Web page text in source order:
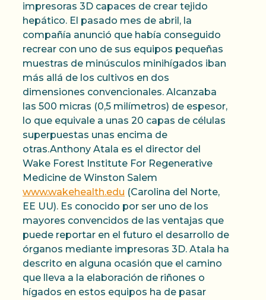
impresoras 3D capaces de crear tejido
hepático. El pasado mes de abril, la
compañía anunció que había conseguido
recrear con uno de sus equipos pequeñas
muestras de minúsculos minihígados iban
más allá de los cultivos en dos
dimensiones convencionales. Alcanzaba
las 500 micras (0,5 milímetros) de espesor,
lo que equivale a unas 20 capas de células
superpuestas unas encima de
otras.Anthony Atala es el director del
Wake Forest Institute For Regenerative
Medicine de Winston Salem
www.wakehealth.edu (Carolina del Norte,
EE UU). Es conocido por ser uno de los
mayores convencidos de las ventajas que
puede reportar en el futuro el desarrollo de
órganos mediante impresoras 3D. Atala ha
descrito en alguna ocasión que el camino
que lleva a la elaboración de riñones o
hígados en estos equipos ha de pasar